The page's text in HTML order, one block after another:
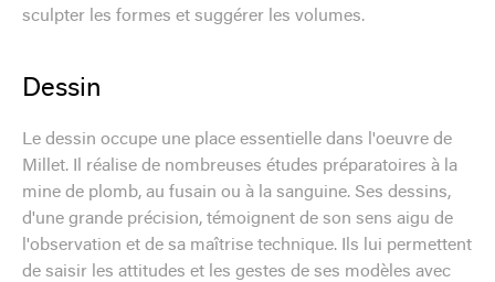
sculpter les formes et suggérer les volumes.
Dessin
Le dessin occupe une place essentielle dans l'oeuvre de
Millet. Il réalise de nombreuses études préparatoires à la
mine de plomb, au fusain ou à la sanguine. Ses dessins,
d'une grande précision, témoignent de son sens aigu de
l'observation et de sa maîtrise technique. Ils lui permettent
de saisir les attitudes et les gestes de ses modèles avec